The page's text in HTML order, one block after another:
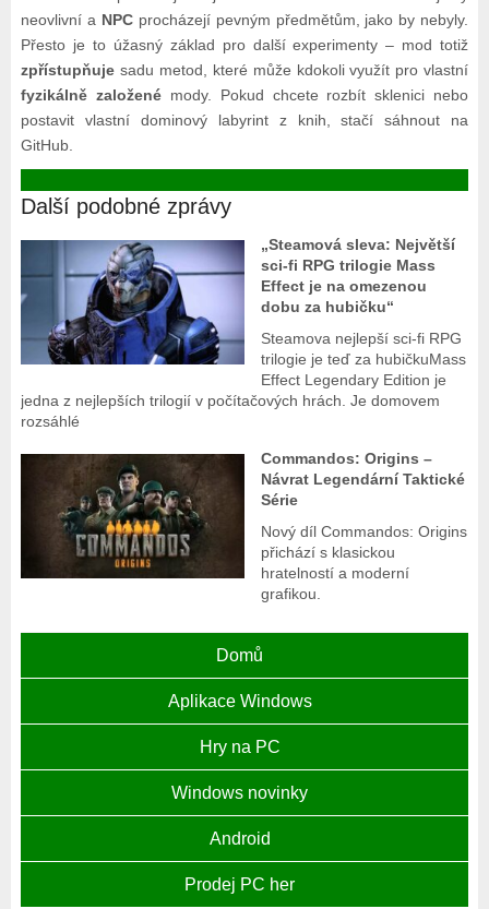
neovlivní a NPCprocházejí pevným předmětům, jako by nebyly.
Přesto je to úžasný základ pro další experimenty – mod totiž
zpřístupňujesadu metod, které může kdokoli využít pro vlastní
fyzikálně založenémody. Pokud chcete rozbít sklenici nebo
postavit vlastní dominový labyrint z knih, stačí sáhnout na
GitHub.
Další podobné zprávy
„Steamová sleva: Největší
sci-fi RPG trilogie Mass
Effect je na omezenou
dobu za hubičku“
Steamova nejlepší sci-fi RPG
trilogie je teď za hubičkuMass
Effect Legendary Edition je
jedna z nejlepších trilogií v počítačových hrách. Je domovem
rozsáhlé
Commandos: Origins –
Návrat Legendární Taktické
Série
Nový díl Commandos: Origins
přichází s klasickou
hratelností a moderní
grafikou.
Domů
Aplikace Windows
Hry na PC
Windows novinky
Android
Prodej PC her